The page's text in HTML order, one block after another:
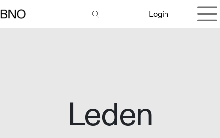
Login
Leden